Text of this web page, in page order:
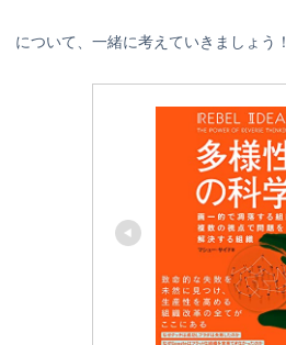
について、一緒に考えていきましょう！